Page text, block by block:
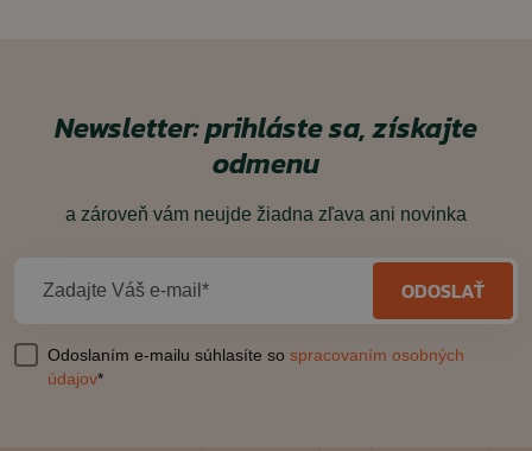
Newsletter: prihláste sa, získajte
odmenu
a zároveň vám neujde žiadna zľava ani novinka
Zadajte Váš e-mail* ODOSLAŤ
Odoslaním e-mailu súhlasíte so spracovaním osobných
údajov*